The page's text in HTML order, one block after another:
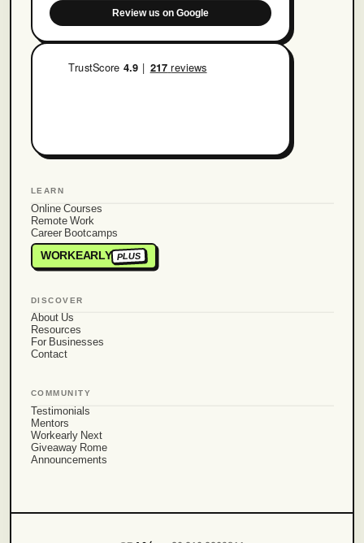
Review us on Google
LEARN
Online Courses
Remote Work
Career Bootcamps
WORKEARLY PLUS
DISCOVER
About Us
Resources
For Businesses
Contact
COMMUNITY
Testimonials
Mentors
Workearly Next
Giveaway Rome
Announcements